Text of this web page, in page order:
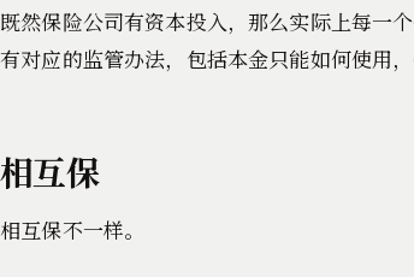
既然保险公司有资本投入，那么实际上每一
有对应的监管办法，包括本金只能如何使用
相互保
相互保不一样。